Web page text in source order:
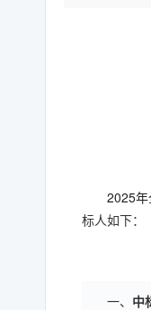
2025
标人如下：
一、 中